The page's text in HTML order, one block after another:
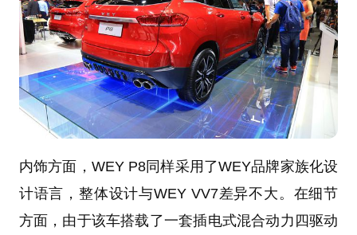
内饰方面，WEY P8同样采用了WEY品牌家族化设
计语言，整体设计与WEY VV7差异不大。在细节
方面，由于该车搭载了一套插电式混合动力四驱动